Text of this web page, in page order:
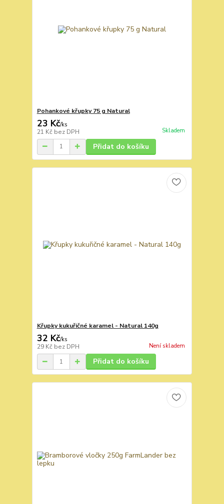
Pohankové křupky 75 g Natural
23 Kč/ks
21 Kč bez DPH Skladem
Přidat do košíku
Křupky kukuřičné karamel - Natural 140g
32 Kč/ks
29 Kč bez DPH Není skladem
Přidat do košíku